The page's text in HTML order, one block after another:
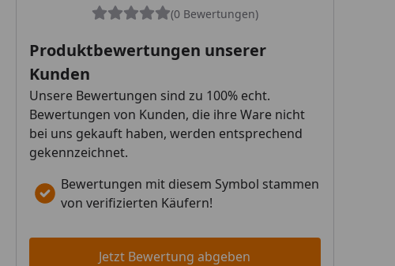
(0 Bewertungen)
Produktbewertungen unserer
Kunden
Unsere Bewertungen sind zu 100% echt.
Bewertungen von Kunden, die ihre Ware nicht
bei uns gekauft haben, werden entsprechend
gekennzeichnet.
Bewertungen mit diesem Symbol stammen
von verifizierten Käufern!
Jetzt Bewertung abgeben